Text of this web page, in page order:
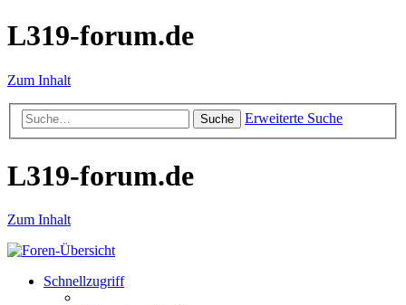
L319-forum.de
Zum Inhalt
Suche Erweiterte Suche
L319-forum.de
Zum Inhalt
Schnellzugriff